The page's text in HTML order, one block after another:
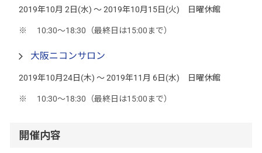
2019年10月 2日(水) 〜 2019年10月15日(火) 日曜休館
10:30～18:30（最終日は15:00まで）
大阪ニコンサロン
2019年10月24日(木) 〜 2019年11月 6日(水) 日曜休館
10:30～18:30（最終日は15:00まで）
開催内容